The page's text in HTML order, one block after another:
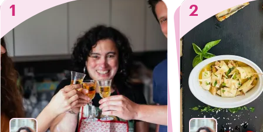
1
2